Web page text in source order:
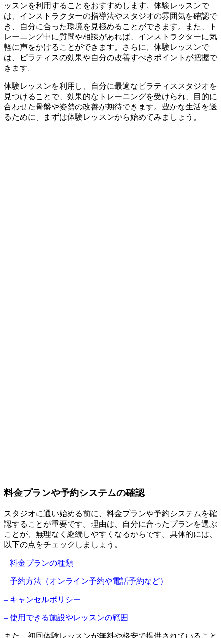
ッスンを利用することをおすすめします。体験レッスンで
は、インストラクターの指導法やスタジオの雰囲気を確認で
き、自分に合った環境を見極めることができます。また、ト
レーニング中に質問や相談があれば、インストラクターに気
軽に声をかけることができます。さらに、体験レッスンで
は、ピラティスの効果や自分の改善すべきポイントが把握で
きます。
体験レッスンを利用し、自分に最適なピラティススタジオを
見つけることで、効果的なトレーニングを受けられ、目的に
合わせた骨盤や姿勢の改善が期待できます。豊かな生活を送
るために、まずは体験レッスンから始めてみましょう。
料金プランや予約システムの確認
スタジオに通い始める前に、料金プランや予約システムを確
認することが重要です。理由は、自分に合ったプランを選ぶ
ことが、無理なく継続しやすくなるからです。具体的には、
以下の点をチェックしましょう。
– 料金プランの種類
– 予約方法（オンライン予約や電話予約など）
– キャンセルポリシー
– 使用できる施設やレッスンの範囲
また、初回体験レッスンが無料や格安で提供されていること